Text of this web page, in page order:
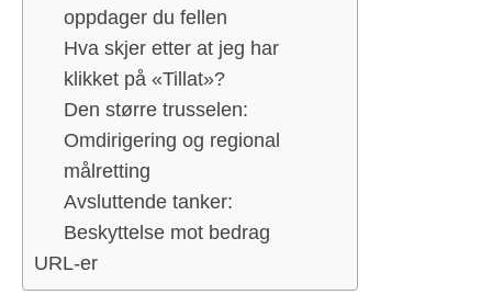
oppdager du fellen
Hva skjer etter at jeg har
klikket på «Tillat»?
Den større trusselen:
Omdirigering og regional
målretting
Avsluttende tanker:
Beskyttelse mot bedrag
URL-er